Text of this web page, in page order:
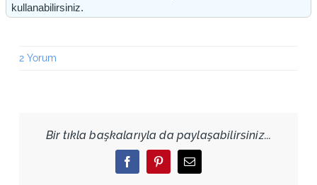
kullanabilirsiniz.
2 Yorum
Bir tıkla başkalarıyla da paylaşabilirsiniz...
FacebookPinterestEmail